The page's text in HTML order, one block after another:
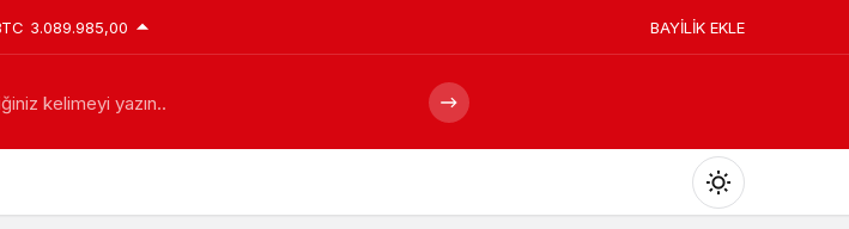
3.089.985,00 BAYİLİK EKLE
kelimeyi yazın..
Mod
değiştir